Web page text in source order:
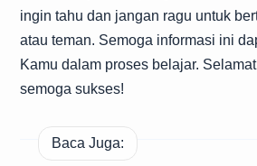
ingin tahu dan jangan ragu untuk
atau teman. Semoga informasi ini
Kamu dalam proses belajar.
semoga sukses!
Baca Juga: